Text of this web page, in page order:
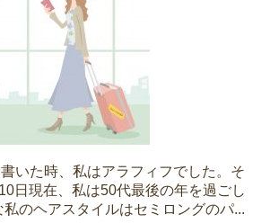
いた時、私はアラフィフでした。そ
日現在、私は50代最後の年を過ごし
のヘアスタイルはセミロングのパ...